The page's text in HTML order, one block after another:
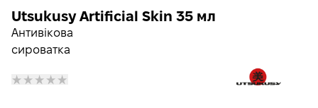
Антивікова
сироватка
Utsukusy Artificial Skin 35 мл